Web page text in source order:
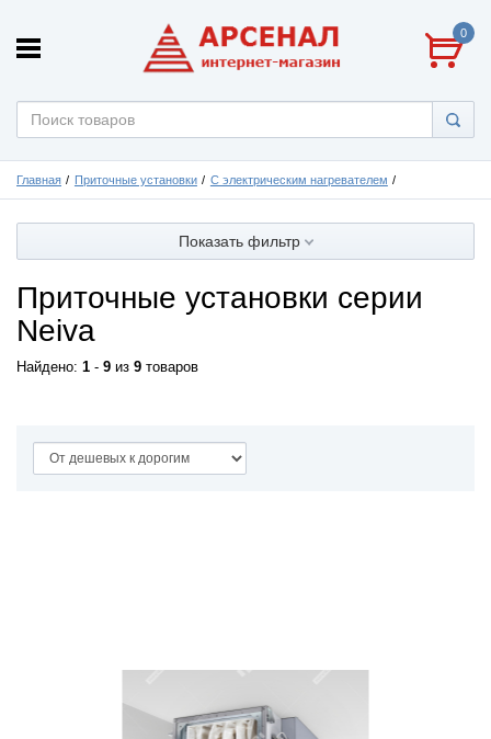
0
Главная Приточные установки С электрическим нагревателем
Показать фильтр
Приточные установки серии
Neiva
Найдено: 1 - 9 из 9 товаров